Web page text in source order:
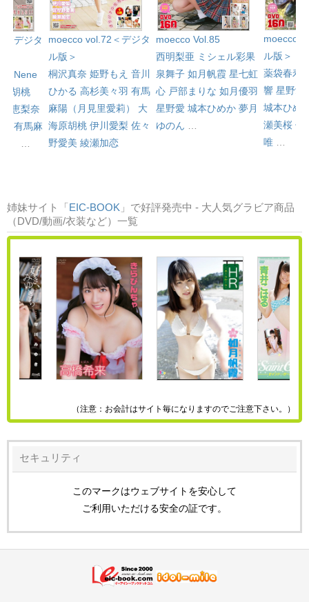
＜デジタ
Nene
胡桃
恵梨奈
有馬麻
…
moecco vol.72＜デジタ
ル版＞
桐沢真奈 姫野もえ 音川
ひかる 高杉美々羽 有馬
麻陽（月見里愛莉）
大
海原胡桃 伊川愛梨 佐々
野愛美 綾瀬加恋
moecco Vol.85
西明梨亜 ミシェル彩果
泉舞子 如月帆霞 星七虹
心 戸部まりな 如月優羽
星野愛 城本ひめか 夢月
ゆのん
moecco
ル版＞
薬袋春寿
響 星野愛
城本ひめ
瀬美桜 佐
唯 …
姉妹サイト「EIC-BOOK 」で好評発売中 - 大人気グラビア商品
（DVD/動画/衣装など）一覧
（注意：お会計はサイト毎になりますのでご注意下さい。）
セキュリティ
このマークはウェブサイトを安心して
ご利用いただける安全の証です。